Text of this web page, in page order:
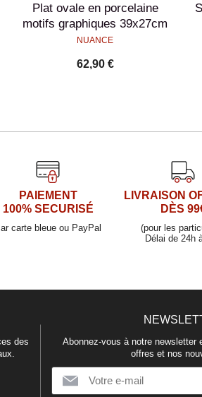
Plat ovale en porcelaine
motifs graphiques 39x27cm
NUANCE
62,90 €
PAIEMENT
100% SECURISÉ
carte bleue ou PayPal
LIVRAISON
DÈS
(pour les
Délai de 24h
des
Abonnez-vous à notre newsletter
offres et nos